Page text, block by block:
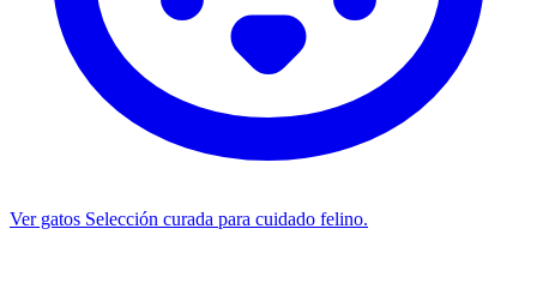
Ver gatos Selección curada para cuidado felino.